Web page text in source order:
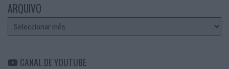
ARQUIVO
Arquivo
CANAL DE YOUTUBE